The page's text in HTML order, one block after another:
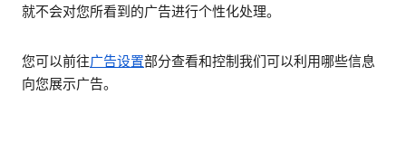
就不会对您所看到的广告进行个性化处理。
您可以前往广告设置部分查看和控制我们可以利用哪些信息
向您展示广告。